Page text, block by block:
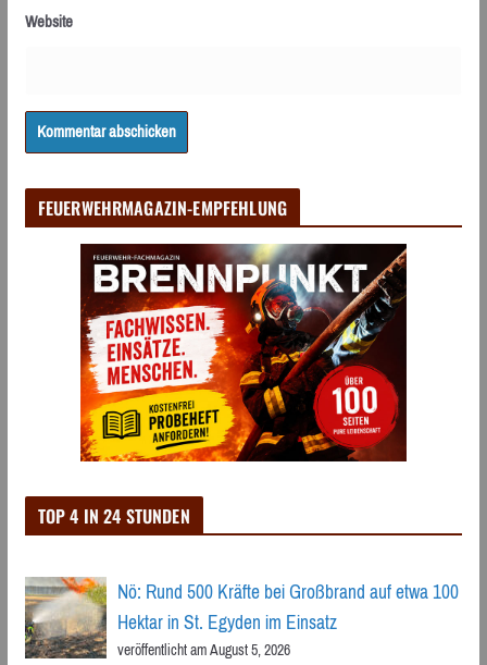
Website
FEUERWEHRMAGAZIN-EMPFEHLUNG
TOP 4 IN 24 STUNDEN
Nö: Rund 500 Kräfte bei Großbrand auf etwa 100
Hektar in St. Egyden im Einsatz
veröffentlicht am August 5, 2026